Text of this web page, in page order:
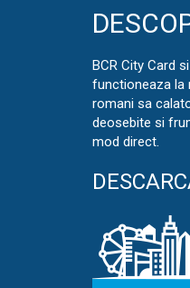
BCR City Card
functioneaza la
romani sa
deosebite si
mod direct.